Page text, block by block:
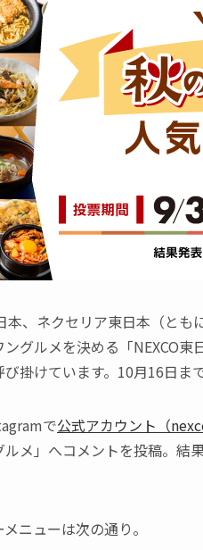
本、ネクセリア東日本（と
グルメを決める「NEXCO
掛けています。10月16日まで
で公式アカウント（
メ」へコメントを投稿。結
ニューは次の通り。